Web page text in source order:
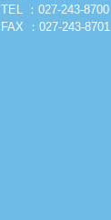
TEL ：027-243-8700
FAX ：027-243-8701